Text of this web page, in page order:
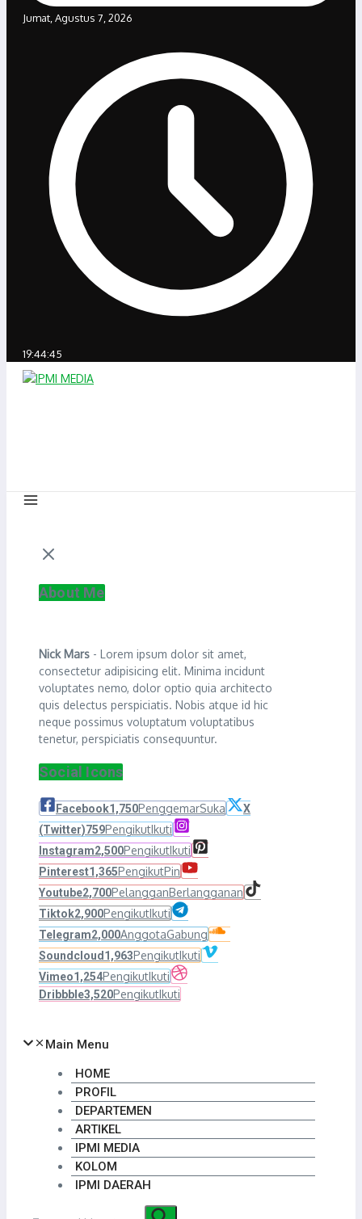
Jumat, Agustus 7, 2026
19:44:45
About Me
Nick Mars - Lorem ipsum dolor sit amet,
consectetur adipisicing elit. Minima incidunt
voluptates nemo, dolor optio quia architecto
quis delectus perspiciatis. Nobis atque id hic
neque possimus voluptatum voluptatibus
tenetur, perspiciatis consequuntur.
Social Icons
Facebook1,750PenggemarSuka
X
(Twitter)759PengikutIkuti
Instagram2,500PengikutIkuti
Pinterest1,365PengikutPin
Youtube2,700PelangganBerlangganan
Tiktok2,900PengikutIkuti
Telegram2,000AnggotaGabung
Soundcloud 1,963PengikutIkuti
Vimeo1,254PengikutIkuti
Dribbble3,520PengikutIkuti
Main Menu
HOME
PROFIL
DEPARTEMEN
ARTIKEL
IPMI MEDIA
KOLOM
IPMI DAERAH